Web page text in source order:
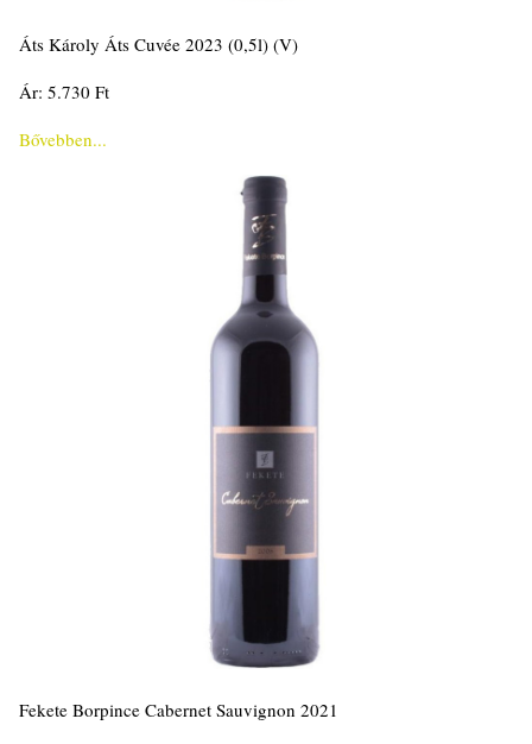
Áts Károly Áts Cuvée 2023 (0,5l) (V)
Ár: 5.730 Ft
Bővebben...
Fekete Borpince Cabernet Sauvignon 2021